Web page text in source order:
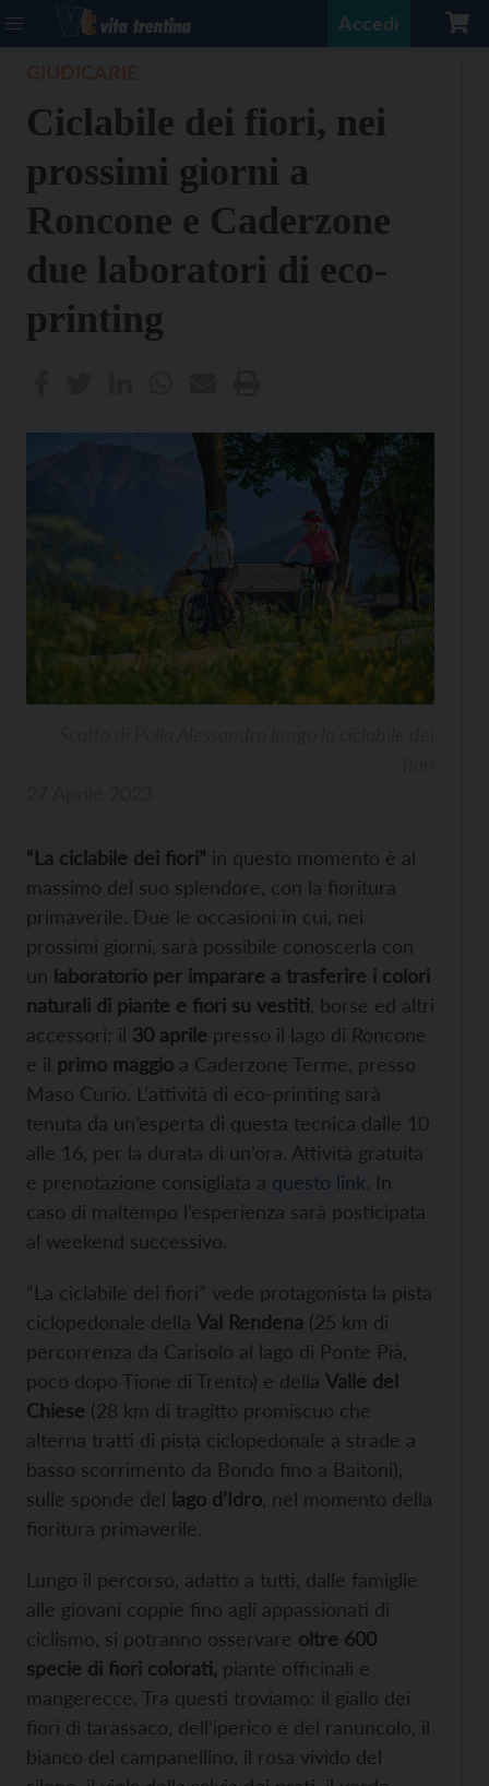
Accedi
Ciclabile dei fiori, nei
prossimi giorni a
Roncone e Caderzone
due laboratori di eco-
printing
“La ciclabile dei fiori” in questo momento è al
massimo del suo splendore, con la fioritura
primaverile. Due le occasioni in cui, nei
prossimi giorni, sarà possibile conoscerla con
un laboratorio per imparare a trasferire i colori
naturali di piante e fiori su vestiti , borse ed altri
accessori: il 30 aprile presso il lago di Roncone
e il primo maggio a Caderzone Terme, presso
Maso Curio. L’attività di eco-printing sarà
tenuta da un’esperta di questa tecnica dalle 10
alle 16, per la durata di un’ora. Attività gratuita
e prenotazione consigliata a questo link. In
caso di maltempo l’esperienza sarà posticipata
al weekend successivo.
“La ciclabile dei fiori” vede protagonista la pista
ciclopedonale della Val Rendena (25 km di
percorrenza da Carisolo al lago di Ponte Pià,
poco dopo Tione di Trento) e della Valle del
Chiese (28 km di tragitto promiscuo che
alterna tratti di pista ciclopedonale a strade a
basso scorrimento da Bondo fino a Baitoni),
sulle sponde del lago d’Idro , nel momento della
fioritura primaverile.
Lungo il percorso, adatto a tutti, dalle famiglie
alle giovani coppie fino agli appassionati di
ciclismo, si potranno osservare oltre 600
specie di fiori colorati, piante officinali e
mangerecce. Tra questi troviamo: il giallo dei
fiori di tarassaco, dell’iperico e del ranuncolo, il
bianco del campanellino, il rosa vivido del